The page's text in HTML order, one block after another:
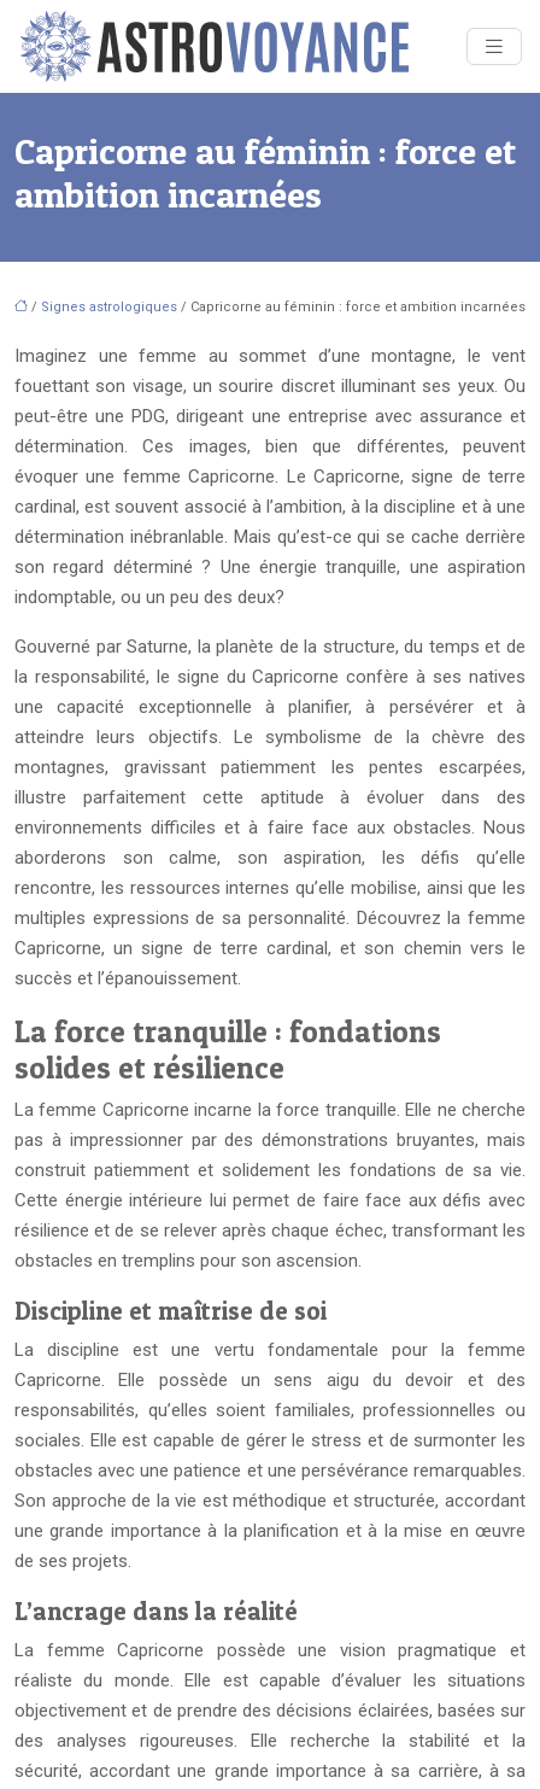
Capricorne au féminin : force et
ambition incarnées
/ Signes astrologiques / Capricorne au féminin : force et ambition incarnées
Imaginez une femme au sommet d’une montagne, le vent
fouettant son visage, un sourire discret illuminant ses yeux. Ou
peut-être une PDG, dirigeant une entreprise avec assurance et
détermination. Ces images, bien que différentes, peuvent
évoquer une femme Capricorne. Le Capricorne, signe de terre
cardinal, est souvent associé à l’ambition, à la discipline et à une
détermination inébranlable. Mais qu’est-ce qui se cache derrière
son regard déterminé ? Une énergie tranquille, une aspiration
indomptable, ou un peu des deux?
Gouverné par Saturne, la planète de la structure, du temps et de
la responsabilité, le signe du Capricorne confère à ses natives
une capacité exceptionnelle à planifier, à persévérer et à
atteindre leurs objectifs. Le symbolisme de la chèvre des
montagnes, gravissant patiemment les pentes escarpées,
illustre parfaitement cette aptitude à évoluer dans des
environnements difficiles et à faire face aux obstacles. Nous
aborderons son calme, son aspiration, les défis qu’elle
rencontre, les ressources internes qu’elle mobilise, ainsi que les
multiples expressions de sa personnalité. Découvrez la femme
Capricorne, un signe de terre cardinal, et son chemin vers le
succès et l’épanouissement.
La force tranquille : fondations
solides et résilience
La femme Capricorne incarne la force tranquille. Elle ne cherche
pas à impressionner par des démonstrations bruyantes, mais
construit patiemment et solidement les fondations de sa vie.
Cette énergie intérieure lui permet de faire face aux défis avec
résilience et de se relever après chaque échec, transformant les
obstacles en tremplins pour son ascension.
Discipline et maîtrise de soi
La discipline est une vertu fondamentale pour la femme
Capricorne. Elle possède un sens aigu du devoir et des
responsabilités, qu’elles soient familiales, professionnelles ou
sociales. Elle est capable de gérer le stress et de surmonter les
obstacles avec une patience et une persévérance remarquables.
Son approche de la vie est méthodique et structurée, accordant
une grande importance à la planification et à la mise en œuvre
de ses projets.
L’ancrage dans la réalité
La femme Capricorne possède une vision pragmatique et
réaliste du monde. Elle est capable d’évaluer les situations
objectivement et de prendre des décisions éclairées, basées sur
des analyses rigoureuses. Elle recherche la stabilité et la
sécurité, accordant une grande importance à sa carrière, à sa